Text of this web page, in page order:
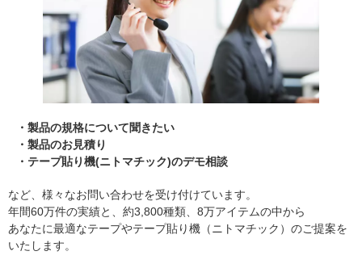
製品の規格について聞きたい
製品のお見積り
テープ貼り機(ニトマチック)のデモ相談
など、様々なお問い合わせを受け付けています。
年間60万件の実績と、約3,800種類、8万アイテムの中から
あなたに最適なテープやテープ貼り機（ニトマチック）のご提案を
いたします。